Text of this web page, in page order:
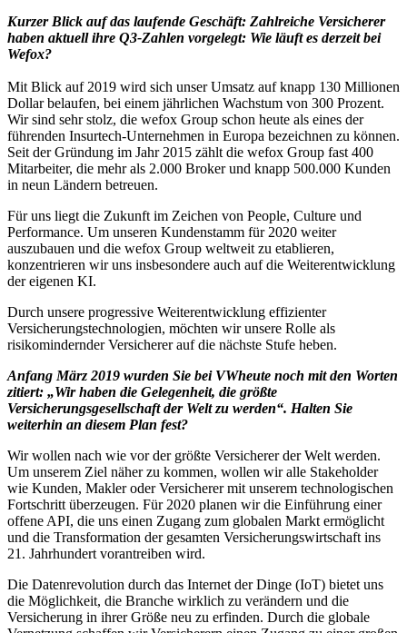
Kurzer Blick auf das laufende Geschäft: Zahlreiche Versicherer
haben aktuell ihre Q3-Zahlen vorgelegt: Wie läuft es derzeit bei
Wefox?
Mit Blick auf 2019 wird sich unser Umsatz auf knapp 130 Millionen
Dollar belaufen, bei einem jährlichen Wachstum von 300 Prozent.
Wir sind sehr stolz, die wefox Group schon heute als eines der
führenden Insurtech-Unternehmen in Europa bezeichnen zu können.
Seit der Gründung im Jahr 2015 zählt die wefox Group fast 400
Mitarbeiter, die mehr als 2.000 Broker und knapp 500.000 Kunden
in neun Ländern betreuen.
Für uns liegt die Zukunft im Zeichen von People, Culture und
Performance. Um unseren Kundenstamm für 2020 weiter
auszubauen und die wefox Group weltweit zu etablieren,
konzentrieren wir uns insbesondere auch auf die Weiterentwicklung
der eigenen KI.
Durch unsere progressive Weiterentwicklung effizienter
Versicherungstechnologien, möchten wir unsere Rolle als
risikomindernder Versicherer auf die nächste Stufe heben.
Anfang März 2019 wurden Sie bei VWheute noch mit den Worten
zitiert: „Wir haben die Gelegenheit, die größte
Versicherungsgesellschaft der Welt zu werden“. Halten Sie
weiterhin an diesem Plan fest?
Wir wollen nach wie vor der größte Versicherer der Welt werden.
Um unserem Ziel näher zu kommen, wollen wir alle Stakeholder
wie Kunden, Makler oder Versicherer mit unserem technologischen
Fortschritt überzeugen. Für 2020 planen wir die Einführung einer
offene API, die uns einen Zugang zum globalen Markt ermöglicht
und die Transformation der gesamten Versicherungswirtschaft ins
21. Jahrhundert vorantreiben wird.
Die Datenrevolution durch das Internet der Dinge (IoT) bietet uns
die Möglichkeit, die Branche wirklich zu verändern und die
Versicherung in ihrer Größe neu zu erfinden. Durch die globale